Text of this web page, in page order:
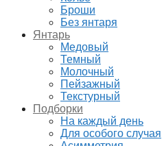
Броши
Без янтаря
Янтарь
Медовый
Темный
Молочный
Пейзажный
Текстурный
Подборки
На каждый день
Для особого случая